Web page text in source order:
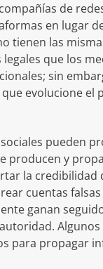
de
en lugar
tienen las
que los
sin
evolucione el
pueden
producen y
la credibilidad
cuentas
ganan
para propagar